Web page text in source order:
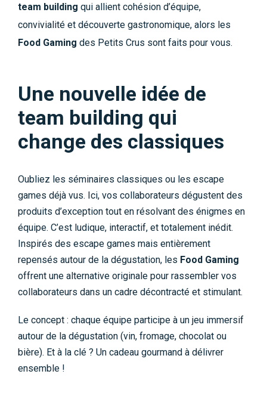
team building qui allient cohésion d’équipe,
convivialité et découverte gastronomique, alors les
Food Gaming des Petits Crus sont faits pour vous.
Une nouvelle idée de
team building qui
change des classiques
Oubliez les séminaires classiques ou les escape
games déjà vus. Ici, vos collaborateurs dégustent des
produits d’exception tout en résolvant des énigmes en
équipe. C’est ludique, interactif, et totalement inédit.
Inspirés des escape games mais entièrement
repensés autour de la dégustation, les Food Gaming
offrent une alternative originale pour rassembler vos
collaborateurs dans un cadre décontracté et stimulant.
Le concept : chaque équipe participe à un jeu immersif
autour de la dégustation (vin, fromage, chocolat ou
bière). Et à la clé ? Un cadeau gourmand à délivrer
ensemble !